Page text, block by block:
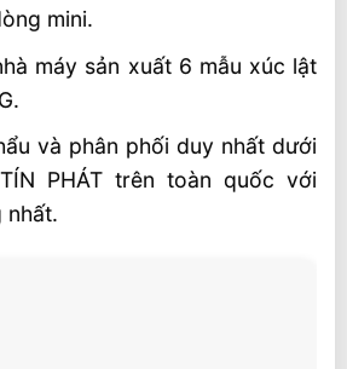
mini.
máy sản xuất 6 mẫu xúc lật
và phân phối duy nhất dưới
PHÁT trên toàn quốc với
nhất.